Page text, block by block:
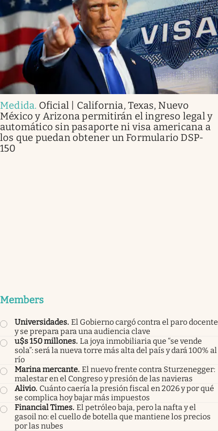
Medida. Oficial | California, Texas, Nuevo
México y Arizona permitirán el ingreso legal y
automático sin pasaporte ni visa americana a
los que puedan obtener un Formulario DSP-
150
Members
Universidades. El Gobierno cargó contra el paro docente
y se prepara para una audiencia clave
u$s 150 millones. La joya inmobiliaria que “se vende
sola”: será la nueva torre más alta del país y dará 100% al
río
Marina mercante. El nuevo frente contra Sturzenegger:
malestar en el Congreso y presión de las navieras
Alivio. Cuánto caería la presión fiscal en 2026 y por qué
se complica hoy bajar más impuestos
Financial Times. El petróleo baja, pero la nafta y el
gasoil no: el cuello de botella que mantiene los precios
por las nubes